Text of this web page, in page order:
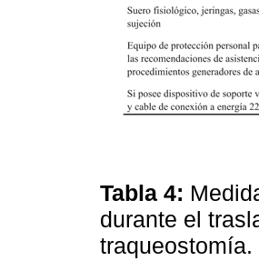
Tabla 4:
durante el
traqueostomía.